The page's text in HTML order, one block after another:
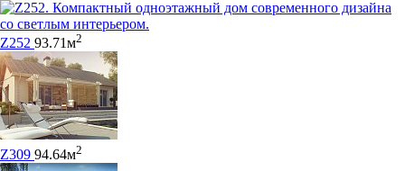
Z252 93.71м2
Z309 94.64м2